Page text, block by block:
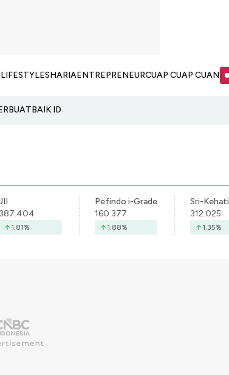
LIFESTYLESHARIAENTREPRENEURCUAP CUAP CUAN
387.404
1.81%
Pefindo i-Grade
160.377
1.88%
Sri-Kehati
312.025
1.35%